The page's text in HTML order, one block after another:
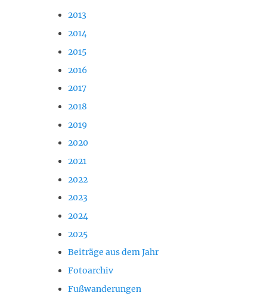
2013
2014
2015
2016
2017
2018
2019
2020
2021
2022
2023
2024
2025
Beiträge aus dem Jahr
Fotoarchiv
Fußwanderungen